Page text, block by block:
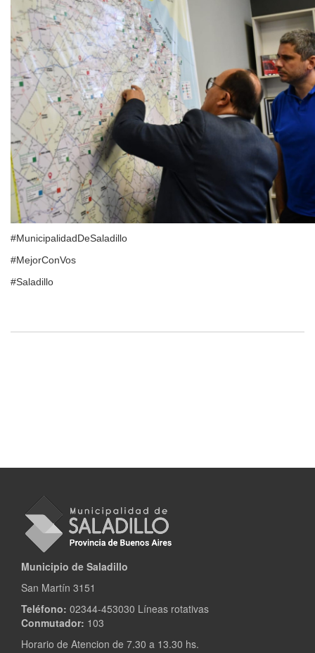
#MunicipalidadDeSaladillo
#MejorConVos
#Saladillo
Municipio de Saladillo
San Martín 3151
Teléfono: 02344-453030 Líneas rotativas
Conmutador: 103
Horario de Atencion de 7.30 a 13.30 hs.